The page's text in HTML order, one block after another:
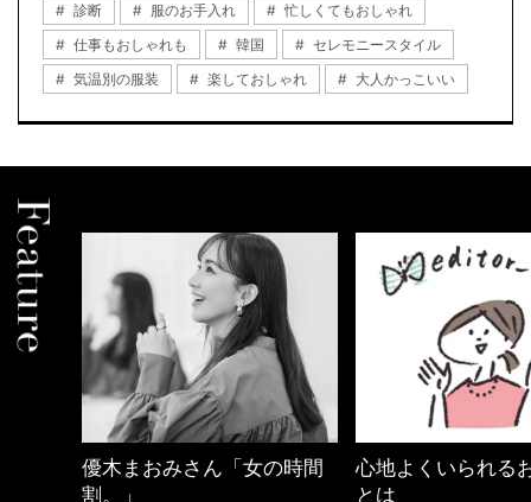
診断
服のお手入れ
忙しくてもおしゃれ
仕事もおしゃれも
韓国
セレモニースタイル
気温別の服装
楽しておしゃれ 大人かっこいい
木まおみさん「女の時間
心地よくいられるおしゃれ